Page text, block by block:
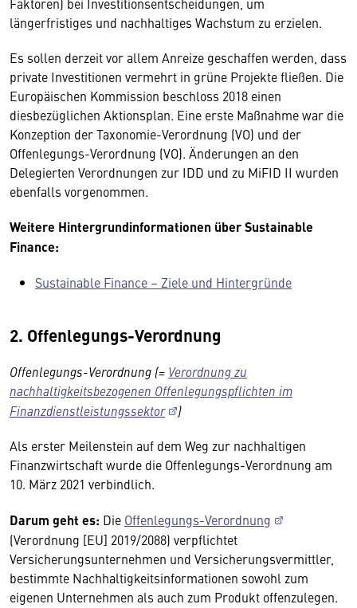
längerfristiges und nachhaltiges Wachstum zu erzielen.
Es sollen derzeit vor allem Anreize geschaffen werden, dass
private Investitionen vermehrt in grüne Projekte fließen. Die
Europäischen Kommission beschloss 2018 einen
diesbezüglichen Aktionsplan. Eine erste Maßnahme war die
Konzeption der Taxonomie-Verordnung (VO) und der
Offenlegungs-Verordnung (VO). Änderungen an den
Delegierten Verordnungen zur IDD und zu MiFID II wurden
ebenfalls vorgenommen.
Weitere Hintergrundinformationen über Sustainable
Finance:
Sustainable Finance – Ziele und Hintergründe
2. Offenlegungs-Verordnung
Offenlegungs-Verordnung (= Verordnung zu
nachhaltigkeitsbezogenen Offenlegungspflichten im
Finanzdienstleistungssektor
)
Als erster Meilenstein auf dem Weg zur nachhaltigen
Finanzwirtschaft wurde die Offenlegungs-Verordnung am
10. März 2021 verbindlich.
Darum geht es: Die Offenlegungs-Verordnung
(Verordnung [EU] 2019/2088) verpflichtet
Versicherungsunternehmen und Versicherungsvermittler,
bestimmte Nachhaltigkeitsinformationen sowohl zum
eigenen Unternehmen als auch zum Produkt offenzulegen.